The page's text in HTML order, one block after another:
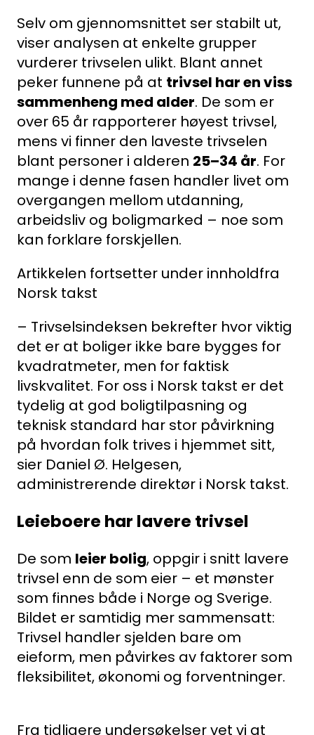
Søk
etter:
Selv om gjennomsnittet ser stabilt ut,
viser analysen at enkelte grupper
vurderer trivselen ulikt. Blant annet
peker funnene på at trivsel har en viss
sammenheng med alder. De som er
over 65 år rapporterer høyest trivsel,
mens vi finner den laveste trivselen
blant personer i alderen 25–34 år. For
mange i denne fasen handler livet om
overgangen mellom utdanning,
arbeidsliv og boligmarked – noe som
kan forklare forskjellen.
Artikkelen fortsetter under innholdfra
Norsk takst
– Trivselsindeksen bekrefter hvor viktig
det er at boliger ikke bare bygges for
kvadratmeter, men for faktisk
livskvalitet. For oss i Norsk takst er det
tydelig at god boligtilpasning og
teknisk standard har stor påvirkning
på hvordan folk trives i hjemmet sitt,
sier Daniel Ø. Helgesen,
administrerende direktør i Norsk takst.
Leieboere har lavere trivsel
De som leier bolig, oppgir i snitt lavere
trivsel enn de som eier – et mønster
som finnes både i Norge og Sverige.
Bildet er samtidig mer sammensatt:
Trivsel handler sjelden bare om
eieform, men påvirkes av faktorer som
fleksibilitet, økonomi og forventninger.
Fra tidligere undersøkelser vet vi at